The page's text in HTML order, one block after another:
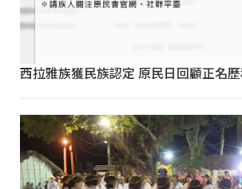
西拉雅族獲民族認定 原民日回顧正名